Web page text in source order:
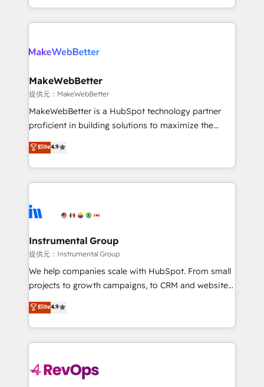
technical agency for a growth problem. Hire a
transform brand experiences As one of the few full-
service creative agencies in the HubSpot
winning design to build scalable, globally
marketing campaigns, & RevOps frameworks that
fuel long-term success We connect the entire
customer lifecycle through seamless integrations,
ensure long-term adoption with change-
and service to drive sustainable growth With 6 key
HubSpot accreditations and experience across
teams has worked with clients just like you Let’s
explore whether S2 is the partner you’ve been
MakeWebBetter
提供元：MakeWebBetter
MakeWebBetter is a HubSpot technology partner
proficient in building solutions to maximize the
operational efficiency of HubSpot. The fastest-
growing tech-enabler & facilitator, MakeWebBetter,
hands you the blend of HubSpot expertise &
eminent solutions & integrations. Trust us to
Elite Partners with 10+ years of HubSpot experience
Premier Partner 2023 🌟5 HubSpot Accreditations 🌟
Won HubSpot Theme Challenge 2021 🌟INBOUND’19
HubSpot Rising Star Why us? Harnessing the full
potential of the powerful HubSpot CRM. ✔️A team of
HubSpot experience ✔️Flexible pricing models —
Hourly-fee (assigned one Dedicated HubSpot
requirement). ✔️Helped over 25,000+ customers so
far with our HubSpot solutions. ✔️Bespoke apps &
Elite4.9
Instrumental Group
提供元：Instrumental Group
We help companies scale with HubSpot. From small
projects to growth campaigns, to CRM and websites.
Hire an agency that's experienced in every inch of
HubSpot and willing to work hand-in-hand with your
team to simplify the complex and build a better
experience for your team and customers.
Elite4.9